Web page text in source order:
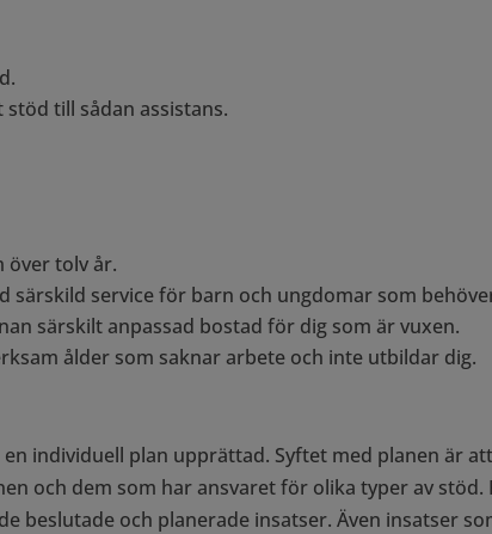
till sådan assistans.
över tolv år.
särskild service för barn och ungdomar som
särskilt anpassad bostad för dig som är vuxen.
ålder som saknar arbete och inte utbildar dig.
individuell plan upprättad. Syftet med planen är
och dem som har ansvaret för olika typer av stöd.
beslutade och planerade insatser. Även insatser